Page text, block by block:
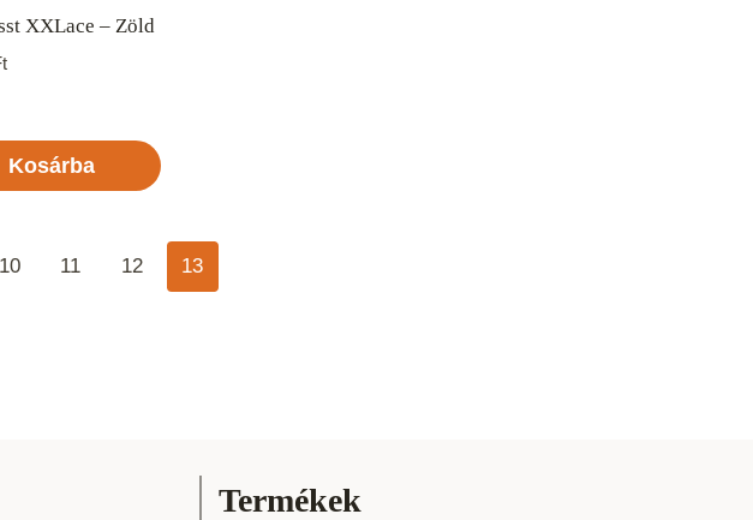
XXLace – Zöld
Kosárba
10 11 12 13
Termékek